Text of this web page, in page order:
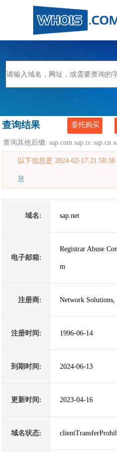
查询结果 委托购买
查询其他后缀:sap.com sap.cc sap.cn
以下信息是 2024-02-17
息
域名: sap.net
电子邮箱:
Registrar Abuse
m
注册商: Network
注册时间: 1996-06-14
到期时间: 2024-06-13
更新时间: 2023-04-16
域名状态: